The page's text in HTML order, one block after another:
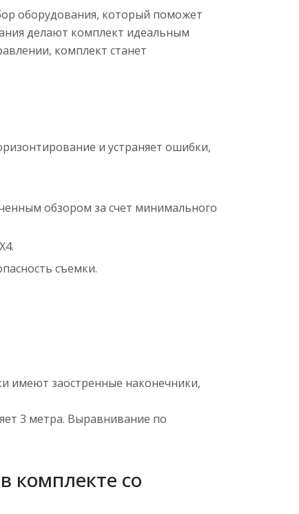
оборудования, который поможет
делают комплект идеальным
комплект станет
и устраняет ошибки,
обзором за счет минимального
съемки.
имеют заостренные наконечники,
3 метра. Выравнивание по
комплекте со